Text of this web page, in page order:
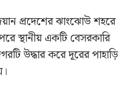
প্রদেশের ঝাংঝোউ শহরে
স্থানীয় একটি বেসরকারি
উদ্ধার করে দূরের পাহাড়ি